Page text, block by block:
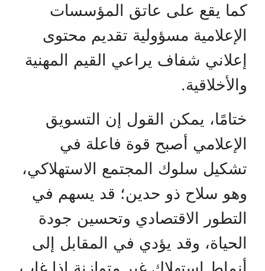
كما يقع على عاتق المؤسسات
الإعلامية مسؤولية تقديم محتوى
إعلاني شفاف يراعي القيم المهنية
والأخلاقية.
ختامًا، يمكن القول إن التسويق
الإعلامي أصبح قوة فاعلة في
تشكيل سلوك المجتمع الاستهلاكي،
وهو سلاح ذو حدين؛ قد يسهم في
التطور الاقتصادي وتحسين جودة
الحياة، وقد يؤدي في المقابل إلى